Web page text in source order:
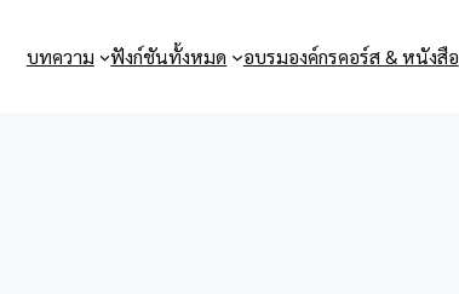
บทความ ฟังก์ชันทั้งหมด อบรมองค์กรคอร์ส & หนังสือ